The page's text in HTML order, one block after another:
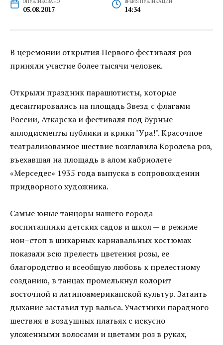
05.08.2017 14:34
В церемонии открытия Первого фестиваля роз
приняли участие более тысячи человек.
Открыли праздник парашютисты, которые
десантировались на площадь Звезд с флагами
России, Аткарска и фестиваля под бурные
аплодисменты публики и крики "Ура!". Красочное
театрализованное шествие возглавила Королева роз,
въехавшая на площадь в алом кабриолете
«Мерседес» 1935 года выпуска в сопровождении
придворного художника.
Самые юные танцоры нашего города –
воспитанники детских садов и школ — в режиме
нон–стоп в шикарных карнавальных костюмах
показали всю прелесть цветения розы, ее
благородство и всеобщую любовь к прелестному
созданию, в танцах промелькнул колорит
восточной и латиноамериканской культур. Затаить
дыхание заставил тур вальса. Участники парадного
шествия в воздушных платьях с искусно
уложенными волосами и цветами роз в руках,